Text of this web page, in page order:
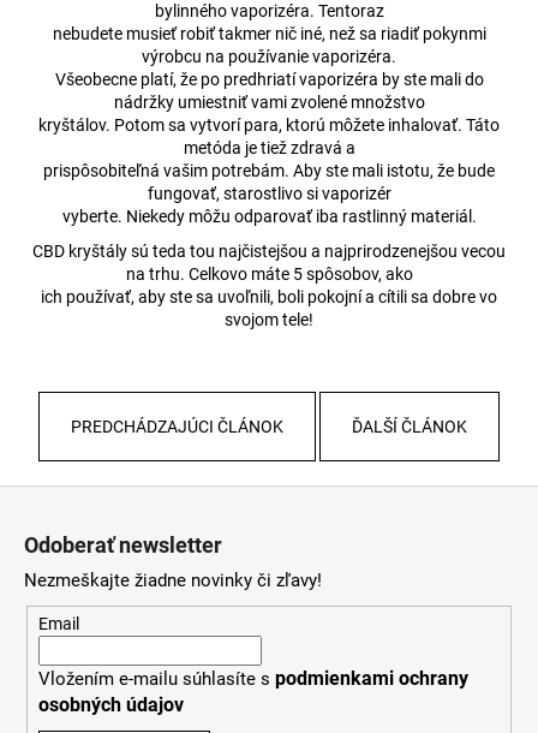
bylinného vaporizéra. Tentoraz
nebudete musieť robiť takmer nič iné, než sa riadiť pokynmi
výrobcu na používanie vaporizéra.
Všeobecne platí, že po predhriatí vaporizéra by ste mali do
nádržky umiestniť vami zvolené množstvo
kryštálov. Potom sa vytvorí para, ktorú môžete inhalovať. Táto
metóda je tiež zdravá a
prispôsobiteľná vašim potrebám. Aby ste mali istotu, že bude
fungovať, starostlivo si vaporizér
vyberte. Niekedy môžu odparovať iba rastlinný materiál.
CBD kryštály sú teda tou najčistejšou a najprirodzenejšou vecou
na trhu. Celkovo máte 5 spôsobov, ako
ich používať, aby ste sa uvoľnili, boli pokojní a cítili sa dobre vo
svojom tele!
PREDCHÁDZAJÚCI ČLÁNOK ĎALŠÍ ČLÁNOK
Odoberať newsletter
Nezmeškajte žiadne novinky či zľavy!
Email
Vložením e-mailu súhlasíte s podmienkami ochrany
osobných údajov